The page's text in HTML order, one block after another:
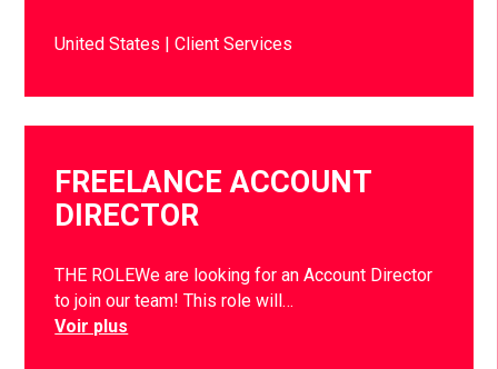
United States Client Services
FREELANCE ACCOUNT
DIRECTOR
THE ROLEWe are looking for an Account Director
to join our team! This role will…
Voir plus